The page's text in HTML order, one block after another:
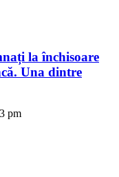
la închisoare
Una dintre
pm